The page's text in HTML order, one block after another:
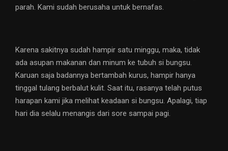
parah. Kami sudah berusaha untuk bernafas.
Karena sakitnya sudah hampir satu minggu, maka, tidak
ada asupan makanan dan minum ke tubuh si bungsu.
Karuan saja badannya bertambah kurus, hampir hanya
tinggal tulang berbalut kulit. Saat itu, rasanya telah putus
harapan kami jika melihat keadaan si bungsu. Apalagi, tiap
hari dia selalu menangis dari sore sampai pagi.